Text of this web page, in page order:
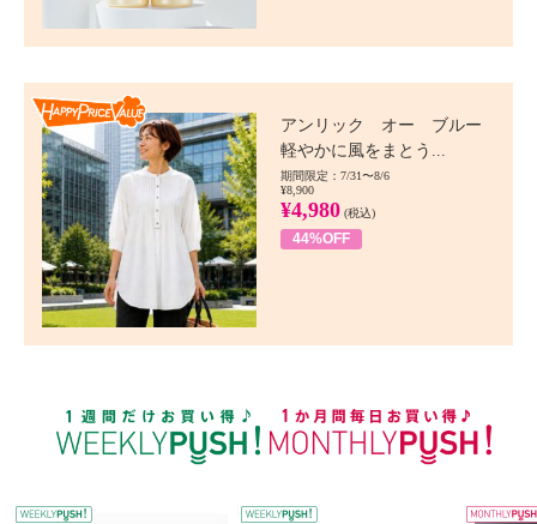
アンリック オー ブルー
軽やかに風をまとう...
期間限定：7/31〜8/6
¥8,900
¥4,980 (税込)
44%OFF
WEEKLY PUSH